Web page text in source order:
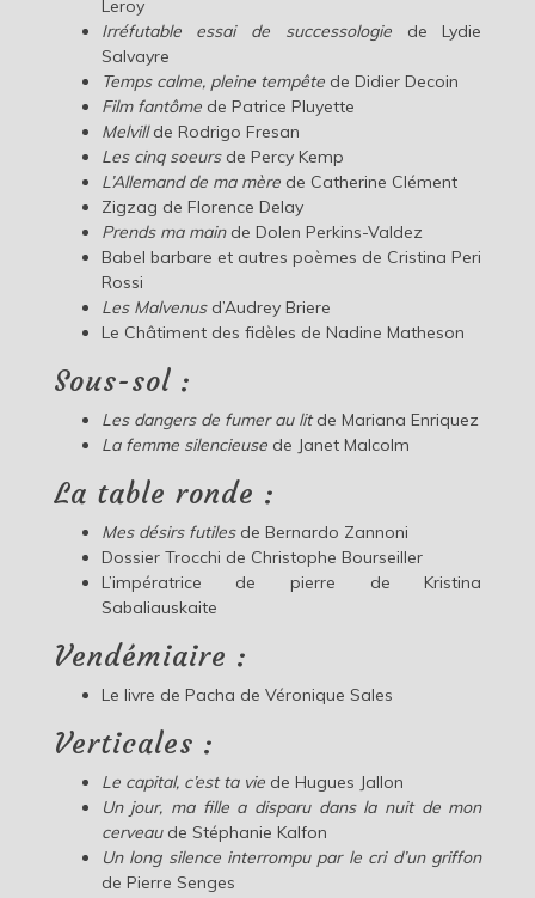
Leroy
Irréfutable essai de successologie
de Lydie
Salvayre
Temps calme, pleine tempêtede Didier Decoin
Film fantômede Patrice Pluyette
Melvillde Rodrigo Fresan
Les cinq soeursde Percy Kemp
L’Allemand de ma mèrede Catherine Clément
Zigzag de Florence Delay
Prends ma mainde Dolen Perkins-Valdez
Babel barbare et autres poèmes de Cristina Peri
Rossi
Les Malvenusd’Audrey Briere
Le Châtiment des fidèles de Nadine Matheson
Sous-sol :
Les dangers de fumer au litde Mariana Enriquez
La femme silencieusede Janet Malcolm
La table ronde :
Mes désirs futilesde Bernardo Zannoni
Dossier Trocchi de Christophe Bourseiller
L’impératrice de pierre de Kristina
Sabaliauskaite
Vendémiaire :
Le livre de Pacha de Véronique Sales
Verticales :
Le capital, c’est ta viede Hugues Jallon
Un jour, ma fille a disparu dans la nuit de mon
cerveaude Stéphanie Kalfon
Un long silence interrompu par le cri d’un griffon
de Pierre Senges